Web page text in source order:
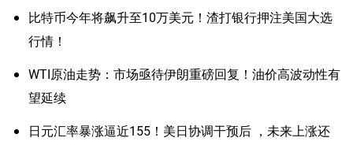
比特币今年将飙升至10万美元！渣打银行押注美国大选
行情！
WTI原油走势：市场亟待伊朗重磅回复！油价高波动性有
望延续
日元汇率暴涨逼近155！美日协调干预后 ，未来上涨还